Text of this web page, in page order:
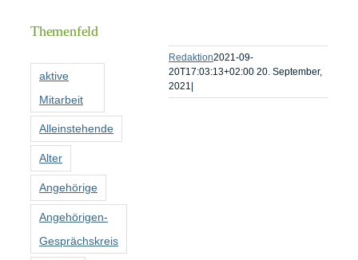
Förderer
Redaktion2021-09-
20T17:03:13+02:00 20. September,
2021
Themenfeld
aktive
Mitarbeit
Alleinstehende
Alter
Angehörige
Angehörigen-
Gesprächskreis